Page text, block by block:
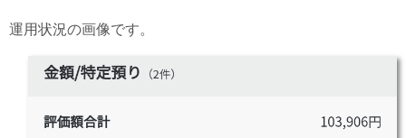
運用状況の画像です。